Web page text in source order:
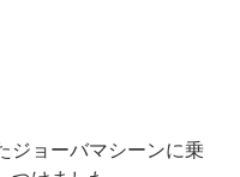
ジョーバマシーンに乗